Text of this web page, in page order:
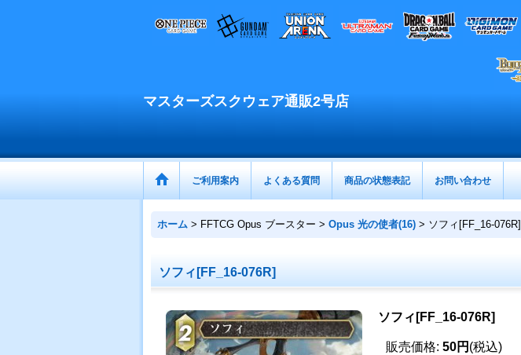
マスターズスクウェア通販2号店
ご利用案内 よくある質問 商品の状態表記 お問い合わせ
ホーム > FFTCG Opus ブースター > Opus 光の使者(16) > ソフィ[FF_16-076R]
ソフィ[FF_16-076R]
ソフィ[FF_16-076R]
販売価格: 50円 (税込)